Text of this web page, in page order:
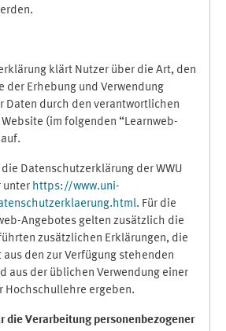
klärt Nutzer über die Art, den
der Erhebung und Verwendung
Daten durch den verantwortlichen
(im folgenden “Learnweb-
Datenschutzerklärung der WWU
unter https://www.uni-
. Für die
Angebotes gelten zusätzlich die
zusätzlichen Erklärungen, die
den zur Verfügung stehenden
aus der üblichen Verwendung einer
Hochschullehre ergeben.
die Verarbeitung personenbezogener